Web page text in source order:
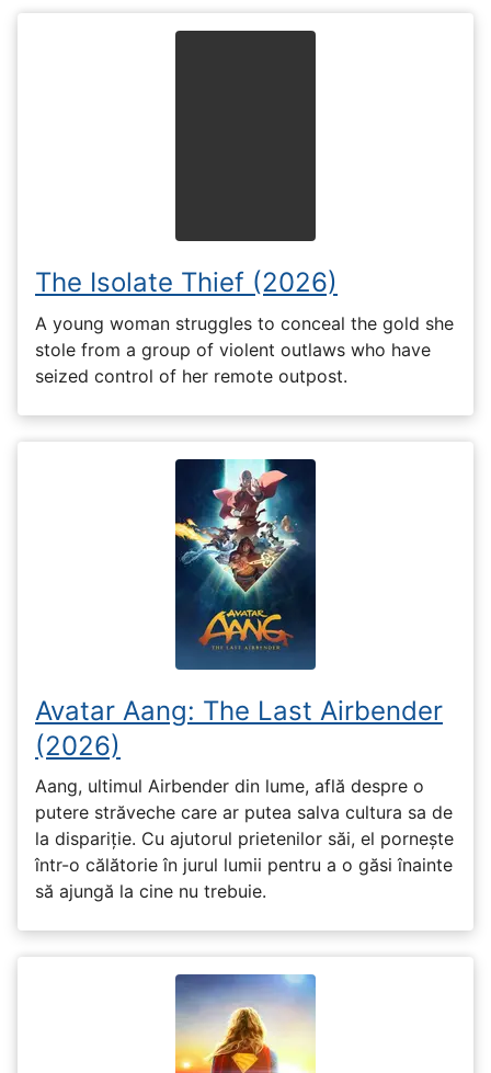
The Isolate Thief (2026)
A young woman struggles to conceal the gold she
stole from a group of violent outlaws who have
seized control of her remote outpost.
Avatar Aang: The Last Airbender
(2026)
Aang, ultimul Airbender din lume, află despre o
putere străveche care ar putea salva cultura sa de
la dispariție. Cu ajutorul prietenilor săi, el pornește
într-o călătorie în jurul lumii pentru a o găsi înainte
să ajungă la cine nu trebuie.